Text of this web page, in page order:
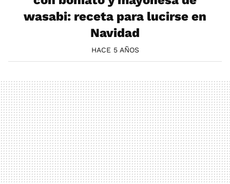
wasabi: receta para lucirse en
Navidad
HACE 5 AÑOS